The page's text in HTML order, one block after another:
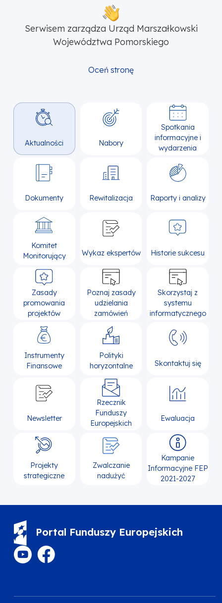
Serwisem zarządza Urząd Marszałkowski
Województwa Pomorskiego
Oceń stronę
Aktualności Nabory
Spotkania
informacyjne i
wydarzenia
Dokumenty Rewitalizacja Raporty i analizy
Komitet
Monitorujący
Wykaz ekspertów Historie sukcesu
Zasady
promowania
projektów
Poznaj zasady
udzielania
zamówień
Skorzystaj z
systemu
informatycznego
Instrumenty
Finansowe
Polityki
horyzontalne
Skontaktuj się
Newsletter
Rzecznik
Funduszy
Europejskich
Ewaluacja
Projekty
strategiczne
Zwalczanie
nadużyć
Kampanie
Informacyjne FEP
2021-2027
Portal Funduszy Europejskich